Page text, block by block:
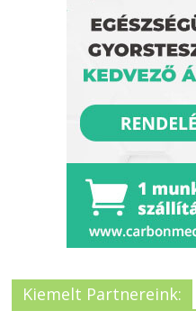
Kiemelt Partnereink: